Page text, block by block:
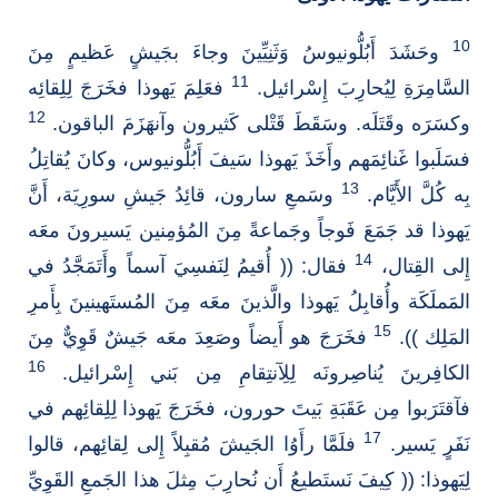
10
وحَشَدَ أَبُلُّونيوسُ وَثَنِيِّينَ وجاءَ بجَيشٍ عَظيمٍ مِنَ
السَّامِرَةِ لِيُحارِبَ إِسْرائيل. 11 فعَلِمَ يَهوذا فخَرَجَ لِلِقائِه
وكسَرَه وقَتَلَه. وسَقَطَ قَتْلى كَثيرون وآنهَزَمَ الباقون. 12
فسَلَبوا غَنائِمَهم وأَخَذَ يَهوذا سَيفَ أَبُلُّونيوس، وكانَ يُقاتِلُ
بِه كُلَّ الأَيَّام. 13 وسَمعِ سارون، قائِدُ جَيشِ سورِيَة، أَنَّ
يَهوذا قد جَمَعَ فَوجاً وجَماعةً مِنَ المُؤمِنين يَسيرونَ معَه
إِلى القِتال،
14 فقال: (( أُقيمُ لِنَفسِيَ آسماً وأَتَمَجَّدُ في
المَملَكَة وأُقابِلُ يَهوذا والَّذينَ معَه مِنَ المُستَهينينَ بِأَمرِ
المَلِك )). 15 فخَرَجَ هو أَيضاً وصَعِدَ معَه جَيشٌ قَوِيٌّ مِنَ
الكافِرينَ يُناصِرونَه لِلِآنتِقامِ مِن بَني إِسْرائيل.
16
فآقتَرَبوا مِن عَقَبَةِ بَيتَ حورون، فخَرَجَ يَهوذا لِلِقائِهم في
نَفَرٍ يَسير.
17 فلَمَّا رأَوُا الجَيشَ مُقبِلاً إِلى لِقائِهم، قالوا
لِيَهوذا: (( كِيفَ نَستَطيعُ أَن نُحارِبَ مِثلَ هذا الجَمعِ القَوِيِّ